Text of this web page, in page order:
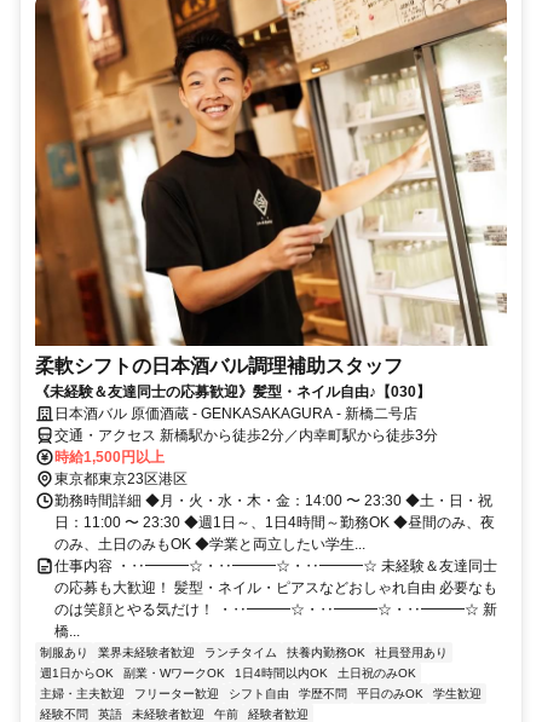
柔軟シフトの日本酒バル調理補助スタッフ
《未経験＆友達同士の応募歓迎》髪型・ネイル自由♪【030】
日本酒バル 原価酒蔵 - GENKASAKAGURA - 新橋二号店
交通・アクセス 新橋駅から徒歩2分／内幸町駅から徒歩3分
時給1,500円以上
東京都東京23区港区
勤務時間詳細 ◆月・火・水・木・金：14:00 〜 23:30 ◆土・日・祝
日：11:00 〜 23:30 ◆週1日～、1日4時間～勤務OK ◆昼間のみ、夜
のみ、土日のみもOK ◆学業と両立したい学生...
仕事内容 ・‥━━━☆・‥━━━☆・‥━━━☆ 未経験＆友達同士
の応募も大歓迎！ 髪型・ネイル・ピアスなどおしゃれ自由 必要なも
のは笑顔とやる気だけ！ ・‥━━━☆・‥━━━☆・‥━━━☆ 新
橋...
制服あり 業界未経験者歓迎 ランチタイム 扶養内勤務OK
社員登用あり
週1日からOK
副業・WワークOK 1日4時間以内OK
土日祝のみOK
主婦・主夫歓迎
フリーター歓迎 シフト自由 学歴不問 平日のみOK
学生歓迎
経験不問
英語 未経験者歓迎 午前 経験者歓迎